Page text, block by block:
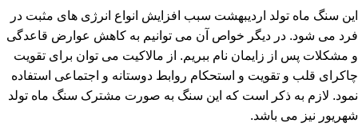
این سنگ ماه تولد اردیبهشت سبب افزایش انواع انرژی های مثبت در
فرد می شود. در دیگر خواص آن می توانیم به کاهش عوارض قاعدگی
و مشکلات پس از زایمان نام ببریم. از مالاکیت می توان برای تقویت
چاکرای قلب و تقویت و استحکام روابط دوستانه و اجتماعی استفاده
نمود. لازم به ذکر است که این سنگ به صورت مشترک سنگ ماه تولد
شهریور نیز می باشد.